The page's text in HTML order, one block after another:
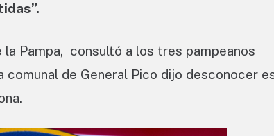
Pampa, consultó a los tres pampeanos
comunal de General Pico dijo desconocer